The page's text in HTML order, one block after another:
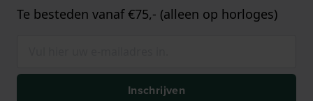
Te besteden vanaf €75,- (alleen op horloges)
Inschrijven